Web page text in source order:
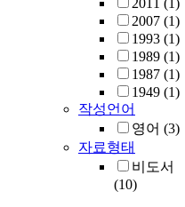
2011 (1)
2007 (1)
1993 (1)
1989 (1)
1987 (1)
1949 (1)
작성언어
영어 (3)
자료형태
비도서
(10)